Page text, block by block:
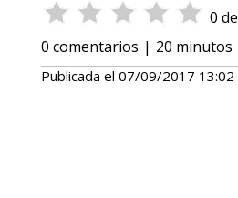
0 de
0 comentarios | 20 minutos
Publicada el 07/09/2017 13:02